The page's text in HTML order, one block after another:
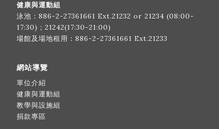
健康與運動組
泳池： 886-2-27361661 Ext.21232 or 21234 (08:00-
17:30)；21242(17:30-21:00)
場館及場地租用： 886-2-27361661 Ext.21233
網站導覽
單位介紹
健康與運動組
教學與設施組
捐款專區